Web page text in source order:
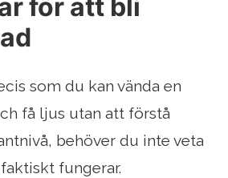
för att bli
som du kan vända en
få ljus utan att förstå
behöver du inte veta
fungerar.